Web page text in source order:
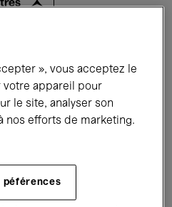
Performances
Jazz
», vous acceptez le
votre appareil pour
le site, analyser son
nos efforts de marketing.
péférences